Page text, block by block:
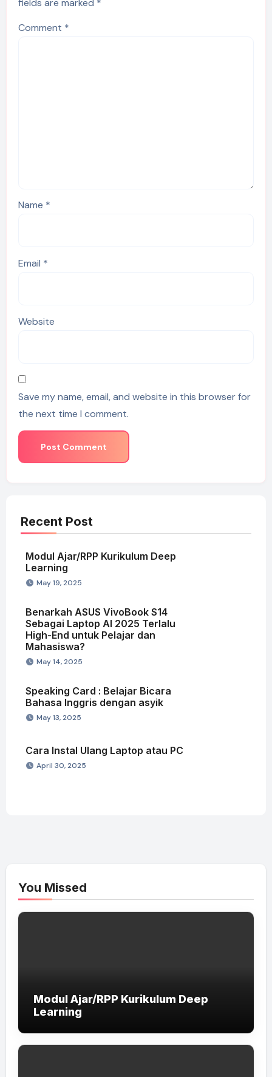
fields are marked *
Comment *
Name *
Email *
Website
Save my name, email, and website in this browser for
the next time I comment.
Recent Post
Modul Ajar/RPP Kurikulum Deep
Learning
May 19, 2025
Benarkah ASUS VivoBook S14
Sebagai Laptop AI 2025 Terlalu
High-End untuk Pelajar dan
Mahasiswa?
May 14, 2025
Speaking Card : Belajar Bicara
Bahasa Inggris dengan asyik
May 13, 2025
Cara Instal Ulang Laptop atau PC
April 30, 2025
You Missed
Modul Ajar/RPP Kurikulum Deep
Learning